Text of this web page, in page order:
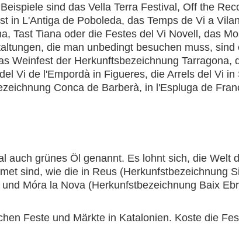
sind das Vella Terra Festival, Off the
in L'Antiga de Poboleda, das Temps de Vi a
Tast Tiana oder die Festes del Vi Novell, das
die man unbedingt besuchen muss,
Weinfest der Herkunftsbezeichnung
Vi de l'Empordà in Figueres, die Arrels del Vi
Conca de Barberà, in l'Espluga de
auch grünes Öl genannt. Es lohnt sich, die Welt
sind, wie die in Reus (Herkunfstbezeichnung
Móra la Nova (Herkunfstbezeichnung Baix
Feste und Märkte in Katalonien. Koste die